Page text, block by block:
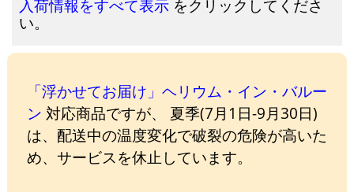
入荷情報をすべて表示 をクリックしてくださ
い。
「浮かせてお届け」ヘリウム・イン・バルー
ン 対応商品ですが、 夏季(7月1日-9月30日)
は、配送中の温度変化で破裂の危険が高いた
め、サービスを休止しています。